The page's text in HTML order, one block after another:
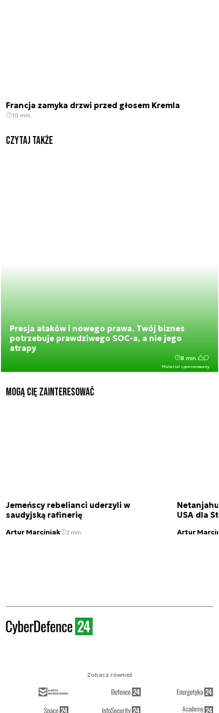
Francja zamyka drzwi przed głosem Kremla
10 min.
Czytaj także
Presja ataków i nowego prawa. Twój biznes
potrzebuje prawdziwego SOC-a, a nie jego
atrapy
Materiał sponsorowany
8 min.
Mogą Cię zainteresować
Jemeńscy rebelianci uderzyli w
saudyjską rafinerię
Artur Marciniak 2 min.
USA dla
Artur
Zobacz również